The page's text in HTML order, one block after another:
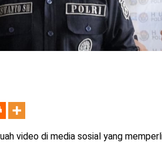
video di media sosial yang